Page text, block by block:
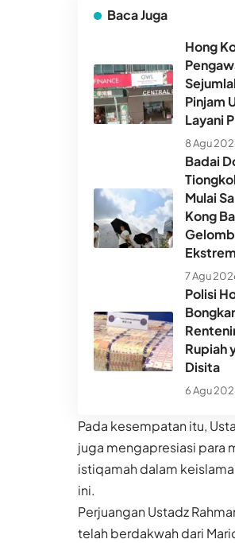
Baca Juga
Hong
Pinjam
Layani
8 Agu
Badai
Mulai
Kong
Ekstrem
7 Agu
Polisi
Rupiah
Disita
6 Agu
Pada kesempatan itu,
juga mengapresiasi para
istiqamah dalam
ini.
Perjuangan Ustadz
telah berdakwah dari